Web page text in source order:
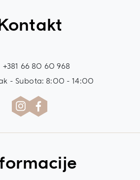
+381 66 80 60 968
- Subota: 8:00 - 14:00